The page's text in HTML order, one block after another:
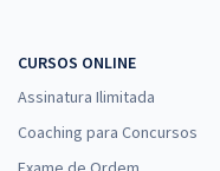
CURSOS ONLINE
Assinatura Ilimitada
Coaching para Concursos